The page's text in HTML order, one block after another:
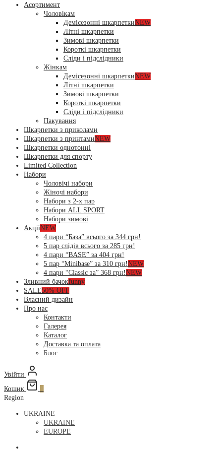
Асортимент
Чоловікам
Демісезонні шкарпеткиNEW
Літні шкарпетки
Зимові шкарпетки
Короткі шкарпетки
Сліди і підслідники
Жінкам
Демісезонні шкарпеткиNEW
Літні шкарпетки
Зимові шкарпетки
Короткі шкарпетки
Сліди і підслідники
Пакування
Шкарпетки з приколами
Шкарпетки з принтамиNEW
Шкарпетки однотонні
Шкарпетки для спорту
Limited Collection
Набори
Чоловічі набори
Жіночі набори
Набори з 2-х пар
Набори ALL SPORT
Набори зимові
АкціїNEW
4 пари “База” всього за 344 грн!
5 пар слідів всього за 285 грн!
4 пари “BASE” за 404 грн!
5 пар “Minibase” за 310 грн!NEW
4 пари “Classic за” 368 грн!NEW
Зливний бачокfunny
SALE50% OFF
Власний дизайн
Про нас
Контакти
Галерея
Каталог
Доставка та оплата
Блог
Увійти
Кошик
Region
UKRAINE
UKRAINE
EUROPE